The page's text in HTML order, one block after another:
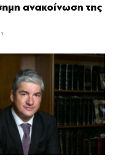
ανακοίνωση της